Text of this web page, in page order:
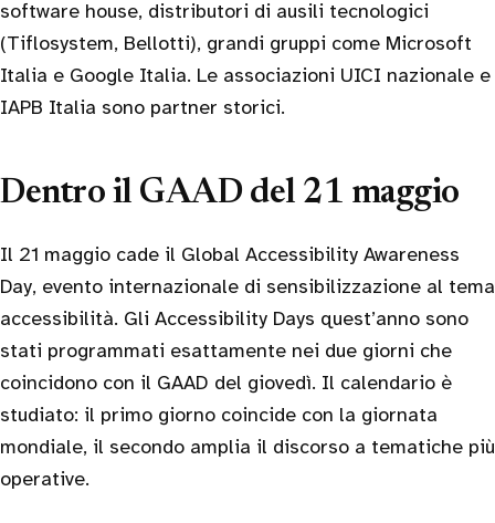
software house, distributori di ausili tecnologici
(Tiflosystem, Bellotti), grandi gruppi come Microsoft
Italia e Google Italia. Le associazioni UICI nazionale e
IAPB Italia sono partner storici.
Dentro il GAAD del 21 maggio
Il 21 maggio cade il Global Accessibility Awareness
Day, evento internazionale di sensibilizzazione al tema
accessibilità. Gli Accessibility Days quest’anno sono
stati programmati esattamente nei due giorni che
coincidono con il GAAD del giovedì. Il calendario è
studiato: il primo giorno coincide con la giornata
mondiale, il secondo amplia il discorso a tematiche più
operative.